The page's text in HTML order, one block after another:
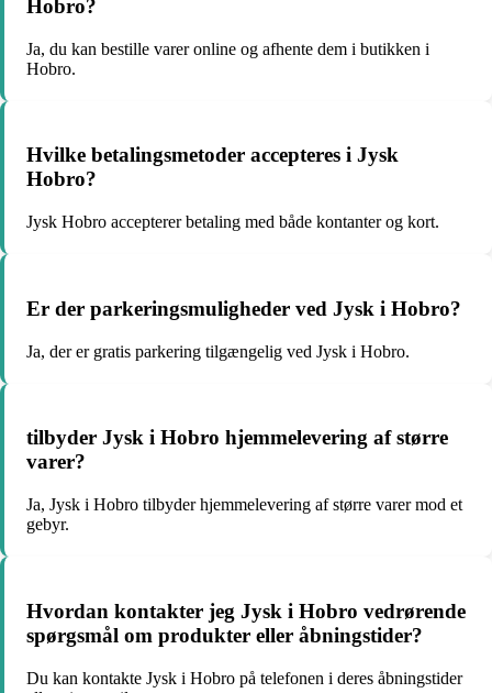
Hobro?
Ja, du kan bestille varer online og afhente dem i butikken i
Hobro.
Hvilke betalingsmetoder accepteres i Jysk
Hobro?
Jysk Hobro accepterer betaling med både kontanter og kort.
Er der parkeringsmuligheder ved Jysk i Hobro?
Ja, der er gratis parkering tilgængelig ved Jysk i Hobro.
tilbyder Jysk i Hobro hjemmelevering af større
varer?
Ja, Jysk i Hobro tilbyder hjemmelevering af større varer mod et
gebyr.
Hvordan kontakter jeg Jysk i Hobro vedrørende
spørgsmål om produkter eller åbningstider?
Du kan kontakte Jysk i Hobro på telefonen i deres åbningstider